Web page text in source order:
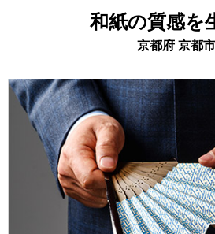
和紙の質感を
京都府 京都市